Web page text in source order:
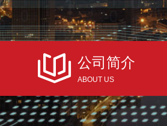
公司简介
ABOUT US